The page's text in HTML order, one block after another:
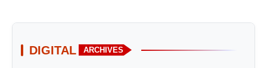
DIGITAL ARCHIVES